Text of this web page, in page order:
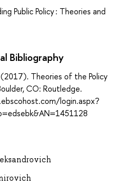
Public Policy : Theories and
Bibliography
(2017). Theories of the Policy
CO: Routledge.
login.aspx?